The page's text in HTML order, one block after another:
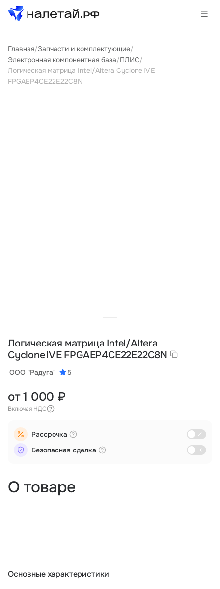
Товары
Услуги
Главная/Запчасти и комплектующие/
Электронная компонентная база/ПЛИС/
Логическая матрица Intel/Altera Cyclone IV E
FPGAEP4CE22E22C8N
О товаре
Основные характеристики
Логическая матрица Intel/Altera
Cyclone IV E FPGAEP4CE22E22C8N
ООО "Радуга" 5
от 1 000 ₽
Включая НДС
Рассрочка
Безопасная сделка